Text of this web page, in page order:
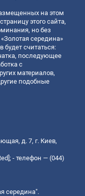
на этом
этого сайта,
но без
середина»
считаться:
последующее
с
материалов,
подобные
д. 7, г. Киев,
; - телефон — (044)
середина".